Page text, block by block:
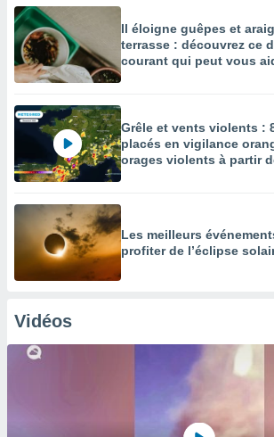
Il éloigne guêpes et
terrasse : découvrez ce
courant qui peut vous
Grêle et vents violents :
placés en vigilance
orages violents à partir
Les meilleurs
profiter de l’éclipse
Vidéos